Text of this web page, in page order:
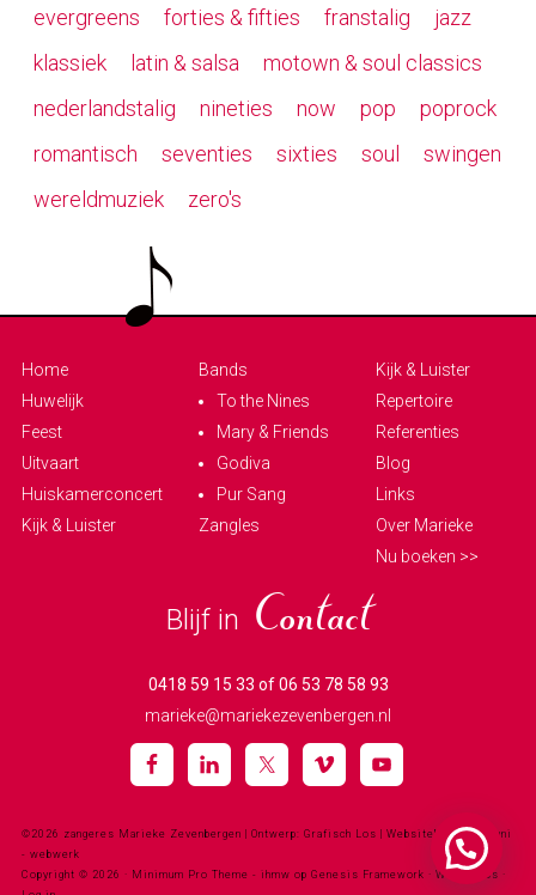
evergreens
forties & fifties franstalig
jazz
klassiek
latin & salsa
motown & soul classics
nederlandstalig
nineties now pop
poprock
romantisch
seventies sixties soul
swingen
wereldmuziek
zero's
Home
Huwelijk
Feest
Uitvaart
Huiskamerconcert
Kijk & Luister
Bands
To the Nines
Mary & Friends
Godiva
Pur Sang
Zangles
Kijk & Luister
Repertoire
Referenties
Blog
Links
Over Marieke
Nu boeken >>
Blijf in Contact
0418 59 15 33 of 06 53 78 58 93
marieke@mariekezevenbergen.nl
©2026 zangeres Marieke Zevenbergen | Ontwerp: Grafisch Los | Websitebouw:halfjuni
- webwerk
Copyright © 2026 · Minimum Pro Theme - ihmw op Genesis Framework · WordPress ·